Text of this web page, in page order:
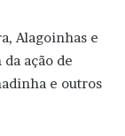
Alagoinhas e
ação de
e outros